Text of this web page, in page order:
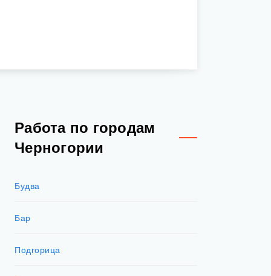
Работа по городам
Черногории
Будва
Бар
Подгорица